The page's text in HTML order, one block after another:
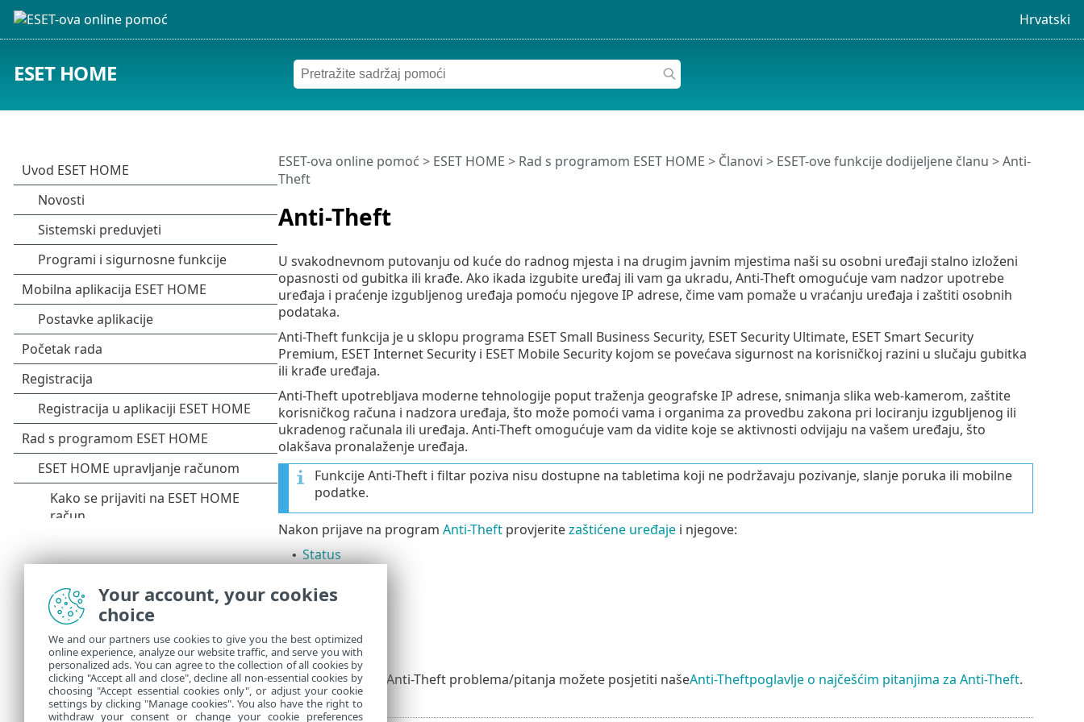
Hrvatski
ESET HOME
Anti-Theft
ESET-ova online pomoć > ESET HOME > Rad s programom ESET HOME > Članovi > ESET-ove funkcije dodijeljene članu > Anti-
Theft
U svakodnevnom putovanju od kuće do radnog mjesta i na drugim javnim mjestima naši su osobni uređaji stalno izloženi
opasnosti od gubitka ili krađe. Ako ikada izgubite uređaj ili vam ga ukradu, Anti-Theft omogućuje vam nadzor upotrebe
uređaja i praćenje izgubljenog uređaja pomoću njegove IP adrese, čime vam pomaže u vraćanju uređaja i zaštiti osobnih
podataka.
Anti-Theft funkcija je u sklopu programa ESET Small Business Security, ESET Security Ultimate, ESET Smart Security
Premium, ESET Internet Security i ESET Mobile Security kojom se povećava sigurnost na korisničkoj razini u slučaju gubitka
ili krađe uređaja.
Anti-Theft upotrebljava moderne tehnologije poput traženja geografske IP adrese, snimanja slika web-kamerom, zaštite
korisničkog računa i nadzora uređaja, što može pomoći vama i organima za provedbu zakona pri lociranju izgubljenog ili
ukradenog računala ili uređaja. Anti-Theft omogućuje vam da vidite koje se aktivnosti odvijaju na vašem uređaju, što
olakšava pronalaženje uređaja.
Funkcije Anti-Theft i filtar poziva nisu dostupne na tabletima koji ne podržavaju pozivanje, slanje poruka ili mobilne
podatke.
Nakon prijave na program Anti-Theftprovjeritezaštićene uređajei njegove:
• Status
• Optimizacija
• Postavke
Za rješenje vašeg Anti-Theft problema/pitanja možete posjetiti našeAnti-Theftpoglavlje o najčešćim pitanjima za Anti-Theft.
Your account, your cookies
choice
We and our partners use cookies to give you the best optimized
online experience, analyze our website traffic, and serve you with
personalized ads. You can agree to the collection of all cookies by
clicking "Accept all and close", decline all non-essential cookies by
choosing "Accept essential cookies only", or adjust your cookie
settings by clicking "Manage cookies". You also have the right to
withdraw your consent or change your cookie preferences